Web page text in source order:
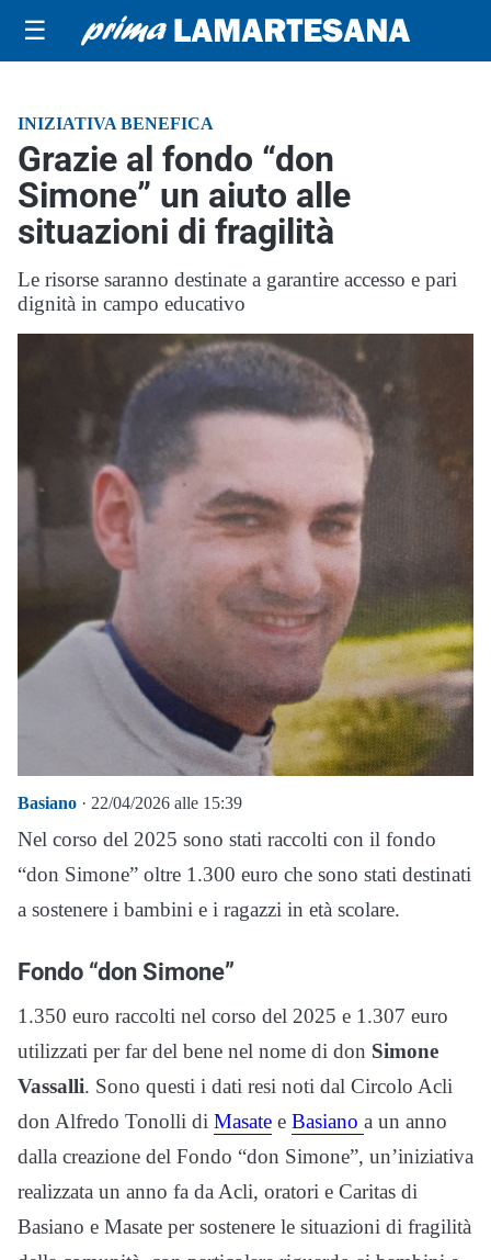
☰
INIZIATIVA BENEFICA
Grazie al fondo “don
Simone” un aiuto alle
situazioni di fragilità
Le risorse saranno destinate a garantire accesso e pari
dignità in campo educativo
Basiano · 22/04/2026 alle 15:39
Nel corso del 2025 sono stati raccolti con il fondo
“don Simone” oltre 1.300 euro che sono stati destinati
a sostenere i bambini e i ragazzi in età scolare.
Fondo “don Simone”
1.350 euro raccolti nel corso del 2025 e 1.307 euro
utilizzati per far del bene nel nome di don Simone
Vassalli. Sono questi i dati resi noti dal Circolo Acli
don Alfredo Tonolli di Masate e Basiano a un anno
dalla creazione del Fondo “don Simone”, un’iniziativa
realizzata un anno fa da Acli, oratori e Caritas di
Basiano e Masate per sostenere le situazioni di fragilità